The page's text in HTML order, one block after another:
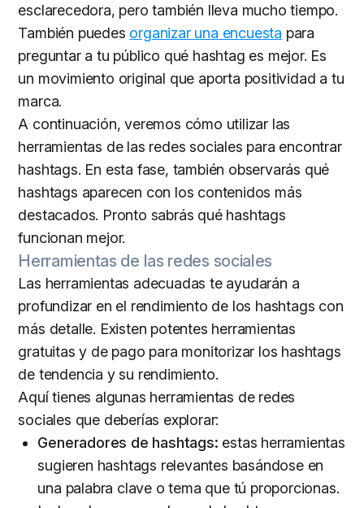
esclarecedora, pero también lleva mucho tiempo.
También puedes organizar una encuesta para
preguntar a tu público qué hashtag es mejor. Es
un movimiento original que aporta positividad a tu
marca.
A continuación, veremos cómo utilizar las
herramientas de las redes sociales para encontrar
hashtags. En esta fase, también observarás qué
hashtags aparecen con los contenidos más
destacados. Pronto sabrás qué hashtags
funcionan mejor.
Herramientas de las redes sociales
Las herramientas adecuadas te ayudarán a
profundizar en el rendimiento de los hashtags con
más detalle. Existen potentes herramientas
gratuitas y de pago para monitorizar los hashtags
de tendencia y su rendimiento.
Aquí tienes algunas herramientas de redes
sociales que deberías explorar:
Generadores de hashtags: estas herramientas
sugieren hashtags relevantes basándose en
una palabra clave o tema que tú proporcionas.